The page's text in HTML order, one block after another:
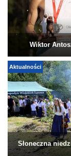
Wiktor
Aktualności
Słoneczna